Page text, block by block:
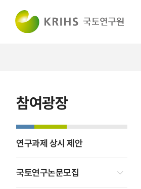
참여광장
연구과제 상시 제안
국토연구논문모집